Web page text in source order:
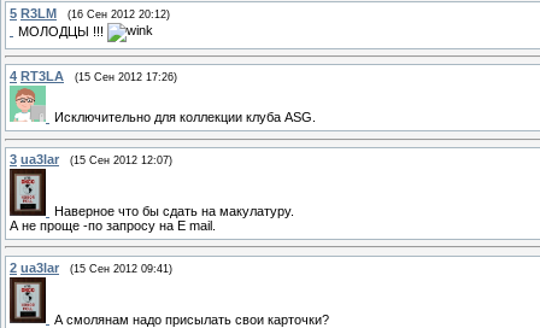
5 R3LM (16 Сен 2012 20:12)
МОЛОДЦЫ !!!
4 RT3LA (15 Сен 2012 17:26)
Исключительно для коллекции клуба ASG.
3 ua3lar (15 Сен 2012 12:07)
Наверное что бы сдать на макулатуру.
А не проще -по запросу на E mail.
2 ua3lar (15 Сен 2012 09:41)
А смолянам надо присылать свои карточки?